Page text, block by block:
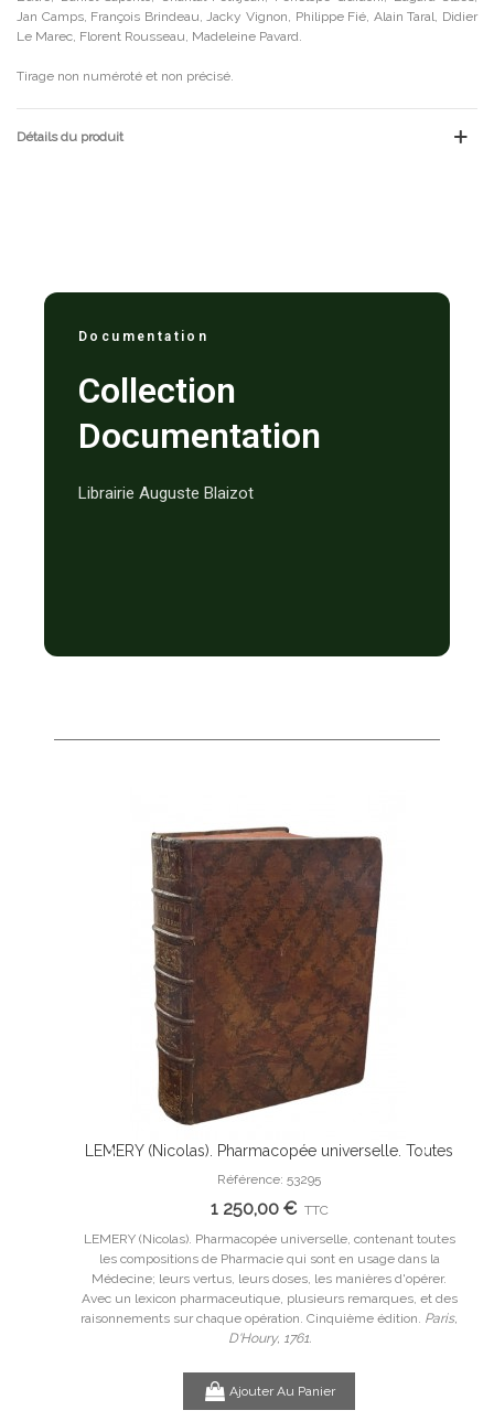
Jan Camps, François Brindeau, Jacky Vignon, Philippe Fié, Alain Taral, Didier
Le Marec, Florent Rousseau, Madeleine Pavard.
Tirage non numéroté et non précisé.
Détails du produit
Documentation
Collection
Documentation
Librairie Auguste Blaizot
Ajouter Au Panier
LEMERY (Nicolas). Pharmacopée universelle. Toutes
les compositions de Pharmacie qui sont en usage…
Référence: 53295
1 250,00 € TTC
LEMERY (Nicolas). Pharmacopée universelle, contenant toutes
les compositions de Pharmacie qui sont en usage dans la
Médecine; leurs vertus, leurs doses, les manières d'opérer.
Avec un lexicon pharmaceutique, plusieurs remarques, et des
raisonnements sur chaque opération. Cinquième édition. Paris,
D'Houry, 1761.
Ajouter Au Panier